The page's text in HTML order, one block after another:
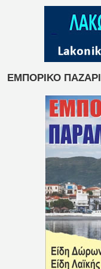
ΕΜΠΟΡΙΚΟ ΠΑΖΑΡΙ